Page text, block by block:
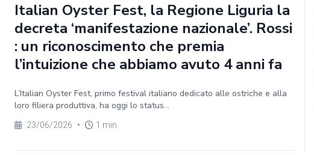
Italian Oyster Fest, la Regione Liguria la
decreta ‘manifestazione nazionale’. Rossi
: un riconoscimento che premia
l’intuizione che abbiamo avuto 4 anni fa
L’Italian Oyster Fest, primo festival italiano dedicato alle ostriche e alla
loro filiera produttiva, ha oggi lo status...
23/06/2026 • 1 min